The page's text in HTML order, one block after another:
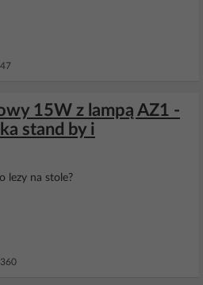
15W z lampą AZ1 -
stand by i
lezy na stole?